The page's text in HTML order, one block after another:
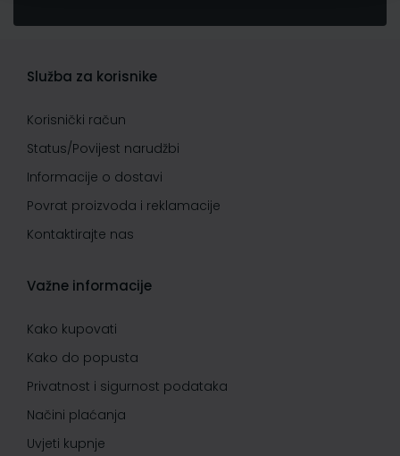
Služba za korisnike
Korisnički račun
Status/Povijest narudžbi
Informacije o dostavi
Povrat proizvoda i reklamacije
Kontaktirajte nas
Važne informacije
Kako kupovati
Kako do popusta
Privatnost i sigurnost podataka
Načini plaćanja
Uvjeti kupnje